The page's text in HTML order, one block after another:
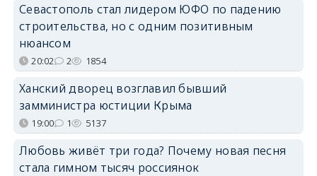
Севастополь стал лидером ЮФО по падению
строительства, но с одним позитивным
нюансом
20:02 2 1854
Ханский дворец возглавил бывший
замминистра юстиции Крыма
19:00 1 5137
Любовь живёт три года? Почему новая песня
стала гимном тысяч россиянок